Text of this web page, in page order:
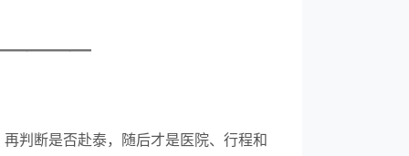
判断是否赴泰，随后才是医院、行程和